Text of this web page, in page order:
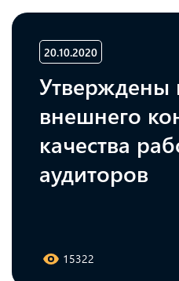
20.10.2020
внешнего
качества
аудиторов
15322